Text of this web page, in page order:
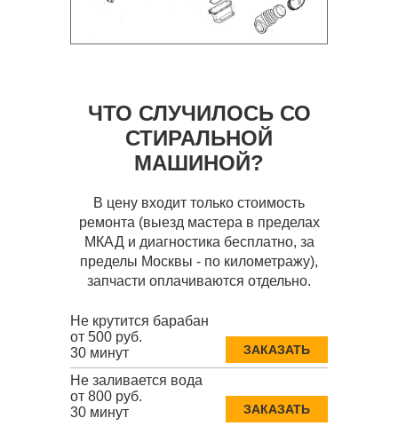
ЧТО СЛУЧИЛОСЬ СО
СТИРАЛЬНОЙ
МАШИНОЙ?
В цену входит только стоимость
ремонта (выезд мастера в пределах
МКАД и диагностика бесплатно, за
пределы Москвы - по километражу),
запчасти оплачиваются отдельно.
Не крутится барабан
от 500 руб.
30 минут
ЗАКАЗАТЬ
Не заливается вода
от 800 руб.
30 минут
ЗАКАЗАТЬ